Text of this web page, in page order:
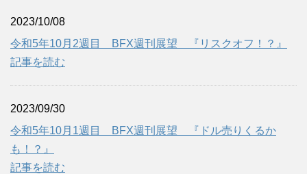
2023/10/08
令和5年10月2週目 BFX週刊展望 『リスクオフ！？』
記事を読む
2023/09/30
令和5年10月1週目 BFX週刊展望 『ドル売りくるか
も！？』
記事を読む